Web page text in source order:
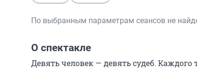
По выбранным параметрам сеансов не
О спектакле
Девять человек — девять судеб.